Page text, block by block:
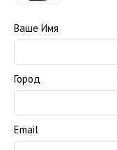
Ваше Имя
Город
Email